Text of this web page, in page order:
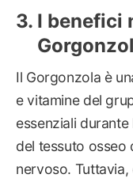
I benefici
Il Gorgonzola è
e vitamine del
essenziali
del tessuto osseo
nervoso.